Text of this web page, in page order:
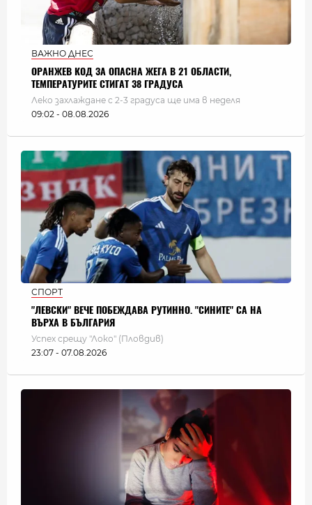
ВАЖНО ДНЕС
ОРАНЖЕВ КОД ЗА ОПАСНА ЖЕГА В 21 ОБЛАСТИ,
ТЕМПЕРАТУРИТЕ СТИГАТ 38 ГРАДУСА
Леко захлаждане с 2-3 градуса ще има в неделя
09:02 - 08.08.2026
СПОРТ
"ЛЕВСКИ" ВЕЧЕ ПОБЕЖДАВА РУТИННО. "СИНИТЕ" СА НА
ВЪРХА В БЪЛГАРИЯ
Успех срещу "Локо" (Пловдив)
23:07 - 07.08.2026